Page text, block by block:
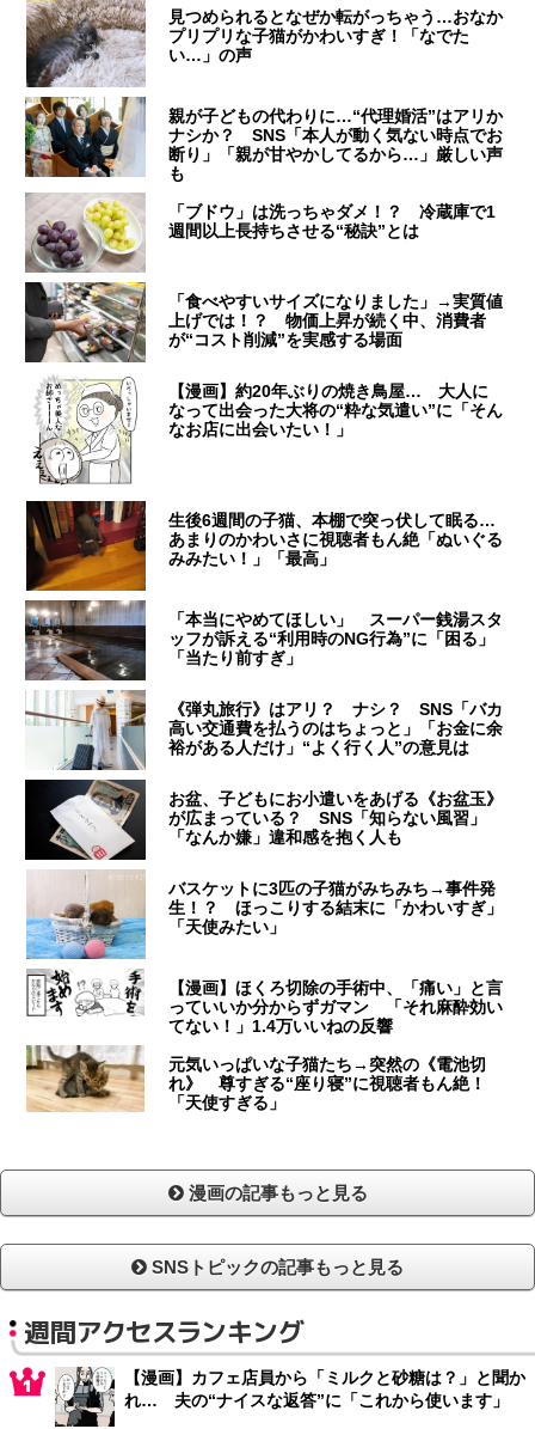
見つめられるとなぜか転がっちゃう…おなか
プリプリな子猫がかわいすぎ！「なでた
い…」の声
親が子どもの代わりに…“代理婚活”はアリか
ナシか？ SNS「本人が動く気ない時点でお
断り」「親が甘やかしてるから…」厳しい声
も
「ブドウ」は洗っちゃダメ！？ 冷蔵庫で1
週間以上長持ちさせる“秘訣”とは
「食べやすいサイズになりました」→実質値
上げでは！？ 物価上昇が続く中、消費者
が“コスト削減”を実感する場面
【漫画】約20年ぶりの焼き鳥屋… 大人に
なって出会った大将の“粋な気遣い”に「そん
なお店に出会いたい！」
生後6週間の子猫、本棚で突っ伏して眠る…
あまりのかわいさに視聴者もん絶「ぬいぐる
みみたい！」「最高」
「本当にやめてほしい」 スーパー銭湯スタ
ッフが訴える“利用時のNG行為”に「困る」
「当たり前すぎ」
《弾丸旅行》はアリ？ ナシ？ SNS「バカ
高い交通費を払うのはちょっと」「お金に余
裕がある人だけ」“よく行く人”の意見は
お盆、子どもにお小遣いをあげる《お盆玉》
が広まっている？ SNS「知らない風習」
「なんか嫌」違和感を抱く人も
バスケットに3匹の子猫がみちみち→事件発
生！？ ほっこりする結末に「かわいすぎ」
「天使みたい」
【漫画】ほくろ切除の手術中、「痛い」と言
っていいか分からずガマン 「それ麻酔効い
てない！」1.4万いいねの反響
元気いっぱいな子猫たち→突然の《電池切
れ》 尊すぎる“座り寝”に視聴者もん絶！
「天使すぎる」
漫画の記事もっと見る
SNSトピックの記事もっと見る
週間アクセスランキング
【漫画】カフェ店員から「ミルクと砂糖は？」と聞か
れ… 夫の“ナイスな返答”に「これから使います」